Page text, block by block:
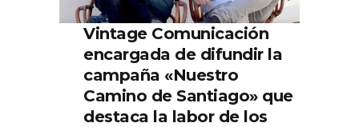
Vintage Comunicación
encargada de difundir la
campaña «Nuestro
Camino de Santiago» que
destaca la labor de los